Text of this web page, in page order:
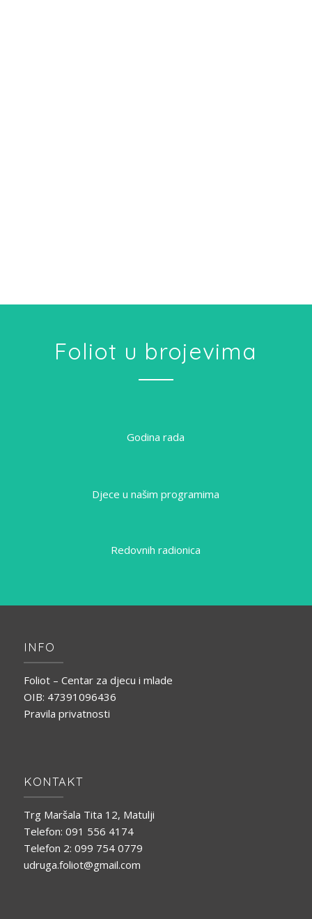
Foliot u brojevima
Godina rada
Djece u našim programima
Redovnih radionica
INFO
Foliot – Centar za djecu i mlade
OIB: 47391096436
Pravila privatnosti
KONTAKT
Trg Maršala Tita 12, Matulji
Telefon: 091 556 4174
Telefon 2: 099 754 0779
udruga.foliot@gmail.com